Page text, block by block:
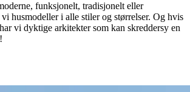
funksjonelt, tradisjonelt eller
husmodeller i alle stiler og størrelser. Og hvis
vi dyktige arkitekter som kan skreddersy en